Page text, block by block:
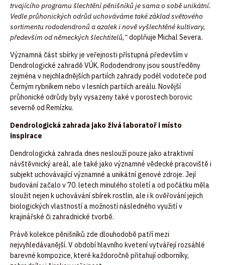
trvajícího programu šlechtění pěnišníků je sama o sobě unikátní.
Vedle průhonických odrůd uchováváme také základ světového
sortimentu rododendronů a azalek i nově vyšlechtěné kultivary,
především od německých šlechtitelů,“doplňuje Michal Severa.
Významná část sbírky je veřejnosti přístupná především v
Dendrologické zahradě VÚK. Rododendrony jsou soustředěny
zejména v nejchladnějších partiích zahrady podél vodoteče pod
Černým rybníkem nebo v lesních partiích areálu. Novější
průhonické odrůdy byly vysazeny také v porostech borovic
severně od Remízku.
Dendrologická zahrada jako živá laboratoř i místo
inspirace
Dendrologická zahrada dnes neslouží pouze jako atraktivní
návštěvnický areál, ale také jako významné vědecké pracoviště i
subjekt uchovávající významné a unikátní genové zdroje. Její
budování začalo v 70. letech minulého století a od počátku měla
sloužit nejen k uchovávání sbírek rostlin, ale i k ověřování jejich
biologických vlastností a možností následného využití v
krajinářské či zahradnické tvorbě.
Právě kolekce pěnišníků zde dlouhodobě patří mezi
nejvyhledávanější. V období hlavního kvetení vytvářejí rozsáhlé
barevné kompozice, které každoročně přitahují odborníky,